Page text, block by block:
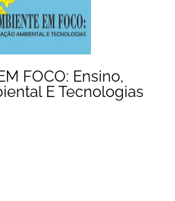
FOCO: Ensino,
E Tecnologias